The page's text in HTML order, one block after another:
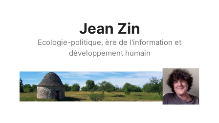
Jean Zin
Ecologie-politique, ère de l'information et
développement humain